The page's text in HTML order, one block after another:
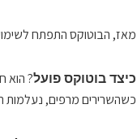
מאז, הבוטוקס התפתח
כיצד בוטוקס פועל? הוא
כשהשרירים מרפים, נעלמות